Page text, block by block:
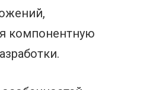
компонентную